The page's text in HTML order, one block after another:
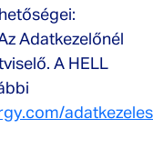
Adatkezelőnél
A HELL